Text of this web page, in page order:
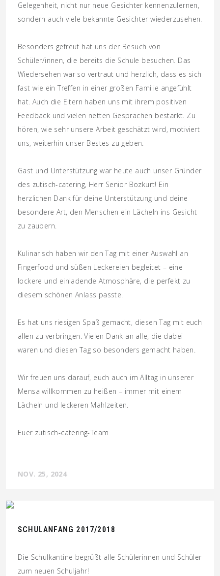
Gelegenheit, nicht nur neue Gesichter kennenzulernen,
sondern auch viele bekannte Gesichter wiederzusehen.
Besonders gefreut hat uns der Besuch von
Schüler/innen, die bereits die Schule besuchen. Das
Wiedersehen war so vertraut und herzlich, dass es sich
fast wie ein Treffen in einer großen Familie angefühlt
hat. Auch die Eltern haben uns mit ihrem positiven
Feedback und vielen netten Gesprächen bestärkt. Zu
hören, wie sehr unsere Arbeit geschätzt wird, motiviert
uns, weiterhin unser Bestes zu geben.
Gast und Unterstützung war heute auch unser Gründer
des zutisch-catering, Herr Senior Bozkurt! Ein
herzlichen Dank für deine Unterstützung und deine
besondere Art, den Menschen ein Lächeln ins Gesicht
zu zaubern.
Kulinarisch haben wir den Tag mit einer Auswahl an
Fingerfood und süßen Leckereien begleitet – eine
lockere und einladende Atmosphäre, die perfekt zu
diesem schönen Anlass passte.
Es hat uns riesigen Spaß gemacht, diesen Tag mit euch
allen zu verbringen. Vielen Dank an alle, die dabei
waren und diesen Tag so besonders gemacht haben.
Wir freuen uns darauf, euch auch im Alltag in unserer
Mensa willkommen zu heißen – immer mit einem
Lächeln und leckeren Mahlzeiten.
Euer zutisch-catering-Team
NOV. 25, 2024
SCHULANFANG 2017/2018
Die Schulkantine begrüßt alle Schülerinnen und Schüler
zum neuen Schuljahr!